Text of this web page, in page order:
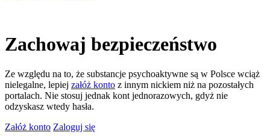
Zachowaj bezpieczeństwo
Ze względu na to, że substancje psychoaktywne są w Polsce wciąż
nielegalne, lepiej załóż konto z innym nickiem niż na pozostałych
portalach. Nie stosuj jednak kont jednorazowych, gdyż nie
odzyskasz wtedy hasła.
Załóż konto Zaloguj się